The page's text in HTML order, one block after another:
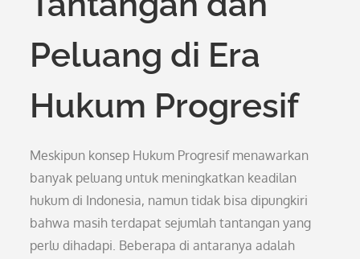
Peluang di Era
Hukum Progresif
Meskipun konsep Hukum Progresif menawarkan
banyak peluang untuk meningkatkan keadilan
hukum di Indonesia, namun tidak bisa dipungkiri
bahwa masih terdapat sejumlah tantangan yang
perlu dihadapi. Beberapa di antaranya adalah